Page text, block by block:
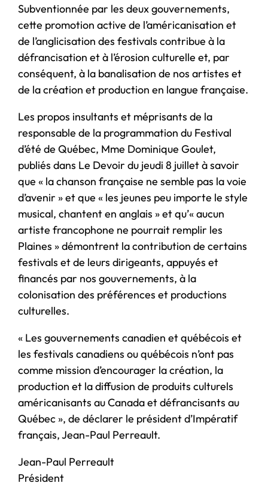
Subventionnée par les deux gouvernements,
cette promotion active de l’américanisation et
de l’anglicisation des festivals contribue à la
défrancisation et à l’érosion culturelle et, par
conséquent, à la banalisation de nos artistes et
de la création et production en langue française.
Les propos insultants et méprisants de la
responsable de la programmation du Festival
d’été de Québec, Mme Dominique Goulet,
publiés dans Le Devoir du jeudi 8 juillet à savoir
que « la chanson française ne semble pas la voie
d’avenir » et que « les jeunes peu importe le style
musical, chantent en anglais » et qu’« aucun
artiste francophone ne pourrait remplir les
Plaines » démontrent la contribution de certains
festivals et de leurs dirigeants, appuyés et
financés par nos gouvernements, à la
colonisation des préférences et productions
culturelles.
« Les gouvernements canadien et québécois et
les festivals canadiens ou québécois n’ont pas
comme mission d’encourager la création, la
production et la diffusion de produits culturels
américanisants au Canada et défrancisants au
Québec », de déclarer le président d’Impératif
français, Jean-Paul Perreault.
Jean-Paul Perreault
Président